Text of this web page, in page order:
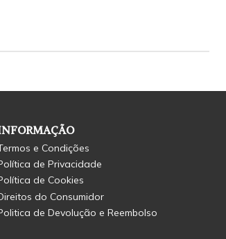
e Condições
de Privacidade
de Cookies
do Consumidor
de Devolução e Reembolso